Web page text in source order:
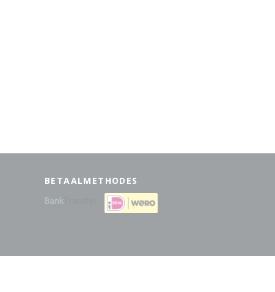
BETAALMETHODES